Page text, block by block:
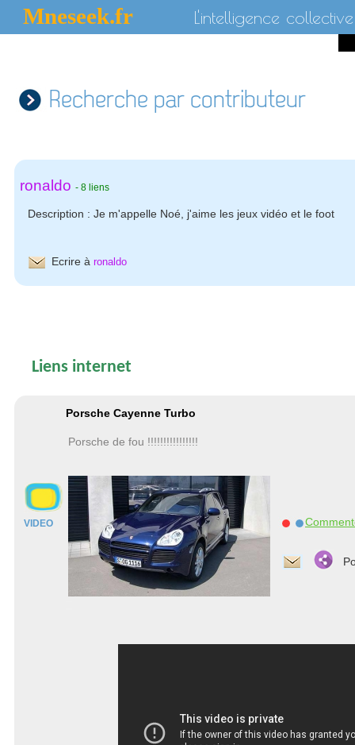
Mneseek.fr L'intelligence collective
Recherche par contributeur
ronaldo - 8 liens
Description : Je m'appelle Noé, j'aime les jeux vidéo et le foot
Ecrire à ronaldo
Liens internet
VIDEO
Porsche Cayenne Turbo
Porsche de fou !!!!!!!!!!!!!!!!